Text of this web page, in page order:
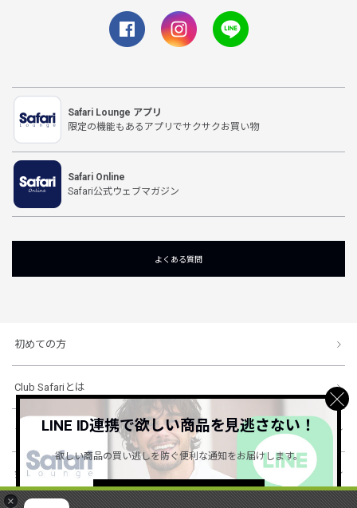
×
Safari Lounge アプリ
限定の機能もあるアプリでサクサクお買い物
Safari Online
Safari公式ウェブマガジン
よくある質問
初めての方
Club Safariとは
ショッピングガイド
会社概要・規約
LINE ID連携で欲しい商品を見逃さない！
欲しい商品の買い逃しを防ぐ便利な通知をお届けします。
詳しくはこちら ＞